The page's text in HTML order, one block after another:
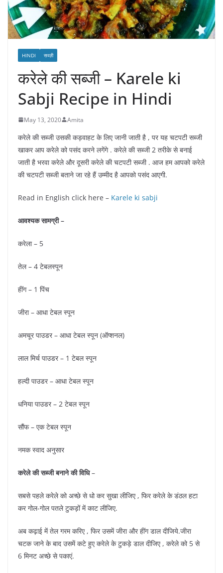
HINDI सब्ज़ी
करेले की सब्जी – Karele ki
Sabji Recipe in Hindi
May 13, 2020 Amita
करेले की सब्जी उसकी कड़वाहट के लिए जानी जाती है , पर यह चटपटी सब्जी
खाकर आप करेले को पसंद करने लगेंगे . करेले की सब्जी 2 तरीके से बनाई
जाती है भरवा करेले और दूसरी करेले की चटपटी सब्जी . आज हम आपको करेले
की चटपटी सब्जी बताने जा रहे हैं उम्मीद है आपको पसंद आएगी.
Read in English click here – Karele ki sabji
आवश्यक सामग्री –
करेला – 5
तेल – 4 टेबलस्पून
हींग – 1 पिंच
जीरा – आधा टेबल स्पून
अमचूर पाउडर – आधा टेबल स्पून (ऑप्शनल)
लाल मिर्च पाउडर – 1 टेबल स्पून
हल्दी पाउडर – आधा टेबल स्पून
धनिया पाउडर – 2 टेबल स्पून
सौंफ – एक टेबल स्पून
नमक स्वाद अनुसार
करेले की सब्जी बनाने की विधि–
सबसे पहले करेले को अच्छे से धो कर सुखा लीजिए , फिर करेले के डंठल हटा
कर गोल-गोल पतले टुकड़ों में काट लीजिए.
अब कढ़ाई में तेल गरम करिए , फिर उसमें जीरा और हींग डाल दीजिये.जीरा
चटक जाने के बाद उसमें कटे हुए करेले के टुकड़े डाल दीजिए , करेले को 5 से
6 मिनट अच्छे से पकाएं.